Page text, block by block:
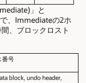
」と
、Immediateの2ホ
、ブロックロスト
番号
block, undo header,